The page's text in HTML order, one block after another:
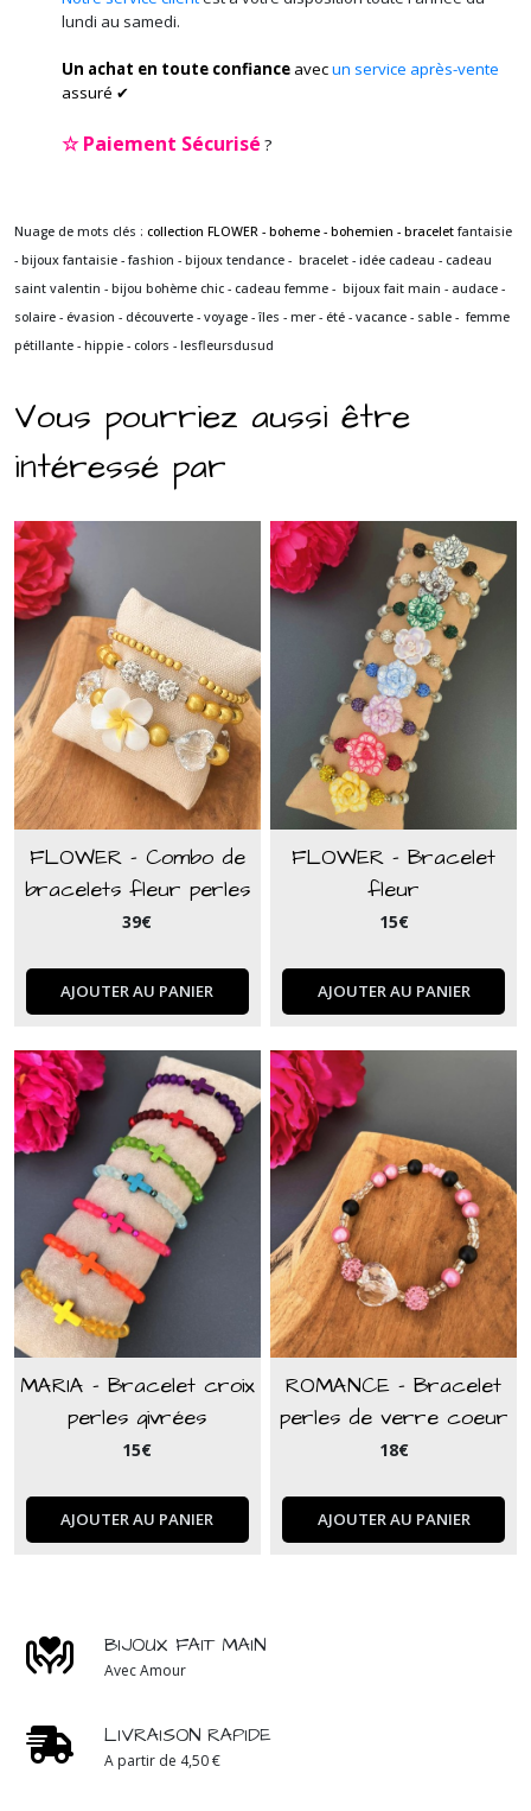
lundi au samedi.
Un achat en toute confiance avecun service après-vente
assuré ✔
☆Paiement Sécurisé ?
Nuage de mots clés : collection FLOWER - boheme - bohemien - bracelet fantaisie
- bijoux fantaisie - fashion - bijoux tendance - bracelet - idée cadeau - cadeau
saint valentin - bijou bohème chic - cadeau femme - bijoux fait main - audace -
solaire - évasion - découverte - voyage - îles - mer - été - vacance - sable - femme
pétillante - hippie - colors - lesfleursdusud
Vous pourriez aussi être
intéressé par
FLOWER - Combo de
bracelets fleur perles
de verre coeur blanc
39€
AJOUTER AU PANIER
FLOWER - Bracelet
fleur
15€
AJOUTER AU PANIER
MARIA - Bracelet croix
perles givrées
15€
AJOUTER AU PANIER
ROMANCE - Bracelet
perles de verre coeur
rose & noir
18€
AJOUTER AU PANIER
BIJOUX FAIT MAIN
Avec Amour
LIVRAISON RAPIDE
A partir de 4,50 €